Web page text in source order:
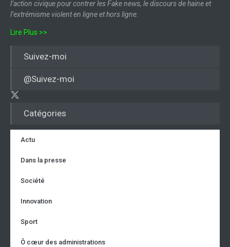
Catégories
Actu
Dans la presse
Société
Innovation
Sport
Ô cœur des administrations
l’action civique pour contrer les Fake news, le discours de haine et
l’extrémisme violent en ligne et hors ligne.
Lire Plus >>
Suivez-moi
@Suivez-moi